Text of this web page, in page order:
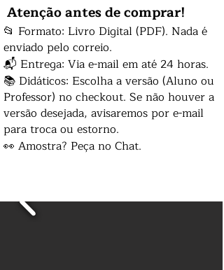
Atenção antes de comprar!
📂 Formato: Livro Digital (PDF). Nada é
enviado pelo correio.
📬 Entrega: Via e-mail em até 24 horas.
📚 Didáticos: Escolha a versão (Aluno ou
Professor) no checkout. Se não houver a
versão desejada, avisaremos por e-mail
para troca ou estorno.
👀 Amostra? Peça no Chat.